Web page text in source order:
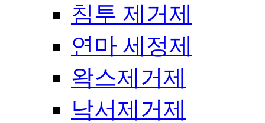
침투 제거제
연마 세정제
왁스제거제
낙서제거제